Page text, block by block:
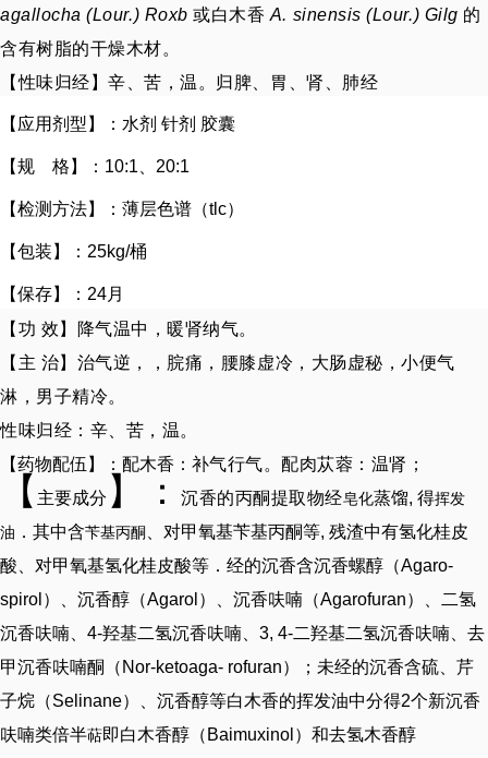
agallocha (Lour.) Roxb或白木香 A. sinensis (Lour.) Gilg 的
含有树脂的干燥木材。
【性味归经】辛、苦，温。归脾、胃、肾、肺经
【 应用剂型 】 ：水剂 针剂 胶囊
【规 格 】 ： 10:1 、20:1
【检测方法】 ：薄层色谱（tlc）
【包装 】 ：25kg/桶
【保存】
：24月
【功 效】降气温中，暖肾纳气。
【主 治】治气逆 ，，脘痛，腰膝虚冷，大肠虚秘，小便气
淋，男子精冷。
性味归经 ：辛、苦，温。
【药物配伍】：配木香：补气行气。配肉苁蓉 ：温肾；
【 主要成分 】： 沉香的丙酮提取物经皂化蒸馏, 得挥发
油 ．其中含苄基丙酮
、对甲氧基苄基丙酮等, 残渣中有氢化桂皮
酸、对甲氧基氢化桂皮酸等．经的沉香含沉香螺醇（Agaro-
spirol）、沉香醇（Agarol）、沉香呋喃（Agarofuran）、二氢
沉香呋喃、4-羟基二氢沉香呋喃、3, 4-二羟基二氢沉香呋喃、去
甲沉香呋喃酮（Nor-ketoaga- rofuran）；未经的沉香含硫、芹
子烷（Selinane）、沉香醇等白木香的挥发油中分得2个新沉香
呋喃类倍半萜即白木香醇（Baimuxinol）和去氢木香醇